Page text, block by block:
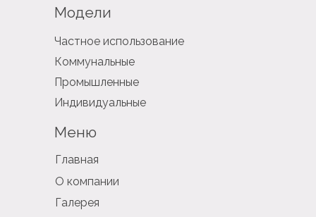
Меню
Главная
О компании
Галерея
Частное использование
Коммунальные
Промышленные
Индивидуальные
Модели